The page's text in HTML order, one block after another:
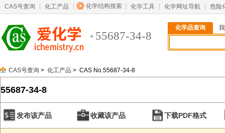
CAS号查询 化工产品 化学结构搜索 化学工具 化学网址导航 危险
55687-34-8
化学品查询
CAS号查询 > 化工产品 > CAS No.55687-34-8
55687-34-8
发布该产品 收藏该产品 下载PDF格式